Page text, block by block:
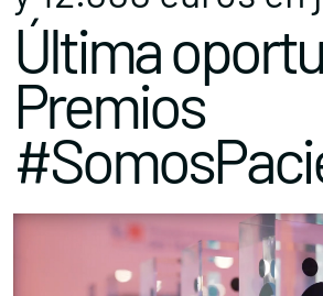
Última
Premios